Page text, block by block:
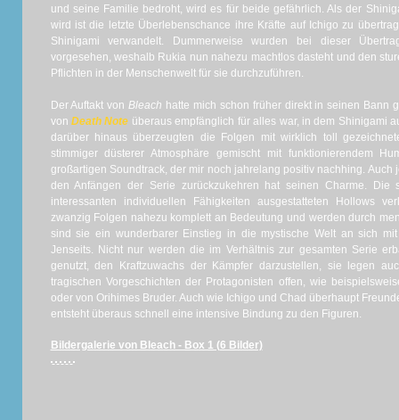
und seine Familie bedroht, wird es für beide gefährlich. Als der
wird ist die letzte Überlebenschance ihre Kräfte auf Ichigo zu
Shinigami verwandelt. Dummerweise wurden bei dieser
vorgesehen, weshalb Rukia nun nahezu machtlos dasteht und den
Pflichten in der Menschenwelt für sie durchzuführen.
Der Auftakt vonBleach hatte mich schon früher direkt in seinen Bann
von Death Note überaus empfänglich für alles war, in dem Shinigami
darüber hinaus überzeugten die Folgen mit wirklich toll
stimmiger düsterer Atmosphäre gemischt mit funktionierendem
großartigen Soundtrack, der mir noch jahrelang positiv nachhing. Auch
den Anfängen der Serie zurückzukehren hat seinen Charme. Die
interessanten individuellen Fähigkeiten ausgestatteten Hollows
zwanzig Folgen nahezu komplett an Bedeutung und werden durch
sind sie ein wunderbarer Einstieg in die mystische Welt an sich
Jenseits. Nicht nur werden die im Verhältnis zur gesamten Serie
genutzt, den Kraftzuwachs der Kämpfer darzustellen, sie legen
tragischen Vorgeschichten der Protagonisten offen, wie
oder von Orihimes Bruder. Auch wie Ichigo und Chad überhaupt
entsteht überaus schnell eine intensive Bindung zu den Figuren.
Bildergalerie von Bleach - Box 1 (6 Bilder)